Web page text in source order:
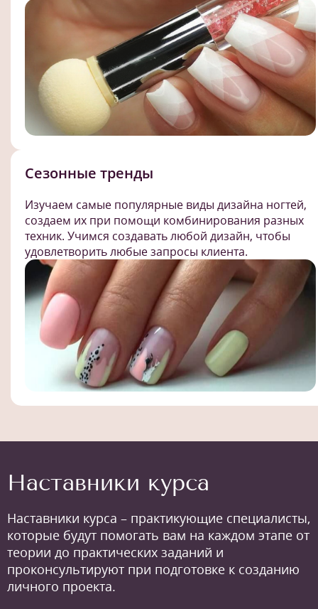
Сезонные тренды
Изучаем самые популярные виды дизайна ногтей,
создаем их при помощи комбинирования разных
техник. Учимся создавать любой дизайн, чтобы
удовлетворить любые запросы клиента.
Наставники курса
Наставники курса – практикующие специалисты,
которые будут помогать вам на каждом этапе от
теории до практических заданий и
проконсультируют при подготовке к созданию
личного проекта.